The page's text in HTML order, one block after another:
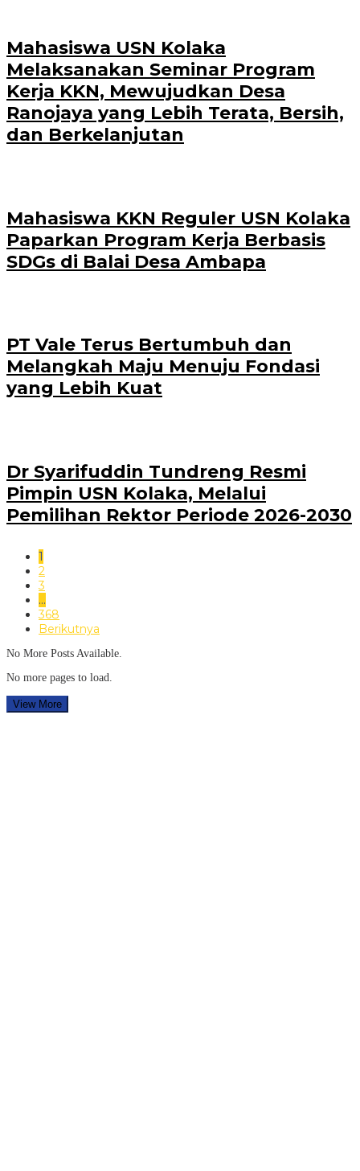
Mahasiswa USN Kolaka
Melaksanakan Seminar Program
Kerja KKN, Mewujudkan Desa
Ranojaya yang Lebih Terata, Bersih,
dan Berkelanjutan
Mahasiswa KKN Reguler USN Kolaka
Paparkan Program Kerja Berbasis
SDGs di Balai Desa Ambapa
PT Vale Terus Bertumbuh dan
Melangkah Maju Menuju Fondasi
yang Lebih Kuat
Dr Syarifuddin Tundreng Resmi
Pimpin USN Kolaka, Melalui
Pemilihan Rektor Periode 2026-2030
1
2
3
…
368
Berikutnya
No More Posts Available.
No more pages to load.
View More